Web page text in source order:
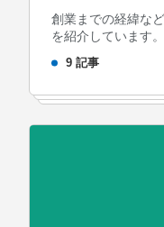
創業までの経緯な
を紹介しています。
9 記事